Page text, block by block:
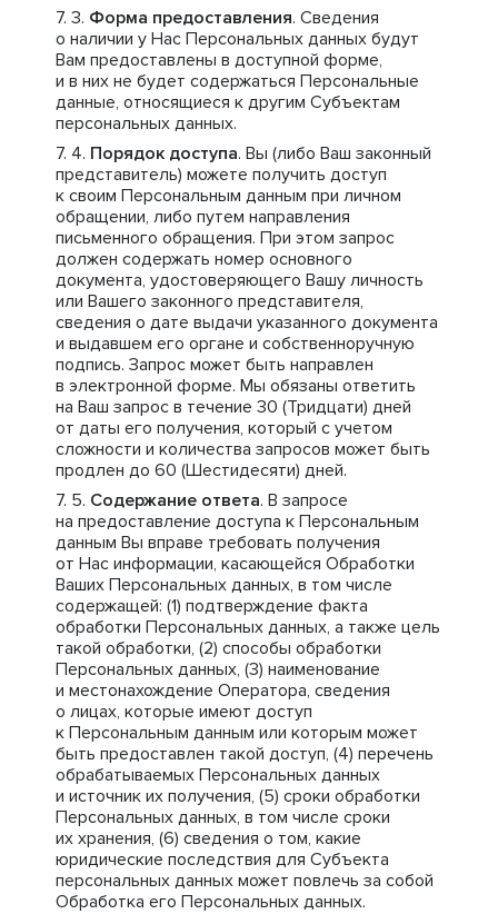
Форма предоставления. Сведения
о наличии у Нас Персональных данных будут
Вам предоставлены в доступной форме,
и в них не будет содержаться Персональные
данные, относящиеся к другим Субъектам
персональных данных.
Порядок доступа. Вы (либо Ваш законный
представитель) можете получить доступ
к своим Персональным данным при личном
обращении, либо путем направления
письменного обращения. При этом запрос
должен содержать номер основного
документа, удостоверяющего Вашу личность
или Вашего законного представителя,
сведения о дате выдачи указанного документа
и выдавшем его органе и собственноручную
подпись. Запрос может быть направлен
в электронной форме. Мы обязаны ответить
на Ваш запрос в течение 30 (Тридцати) дней
от даты его получения, который с учетом
сложности и количества запросов может быть
продлен до 60 (Шестидесяти) дней.
Содержание ответа. В запросе
на предоставление доступа к Персональным
данным Вы вправе требовать получения
от Нас информации, касающейся Обработки
Ваших Персональных данных, в том числе
содержащей: (1) подтверждение факта
обработки Персональных данных, а также цель
такой обработки, (2) способы обработки
Персональных данных, (3) наименование
и местонахождение Оператора, сведения
о лицах, которые имеют доступ
к Персональным данным или которым может
быть предоставлен такой доступ, (4) перечень
обрабатываемых Персональных данных
и источник их получения, (5) сроки обработки
Персональных данных, в том числе сроки
их хранения, (6) сведения о том, какие
юридические последствия для Субъекта
персональных данных может повлечь за собой
Обработка его Персональных данных.